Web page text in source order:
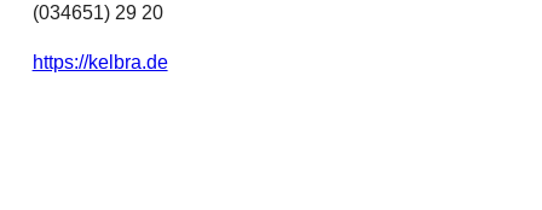
(034651) 29 20
https://kelbra.de